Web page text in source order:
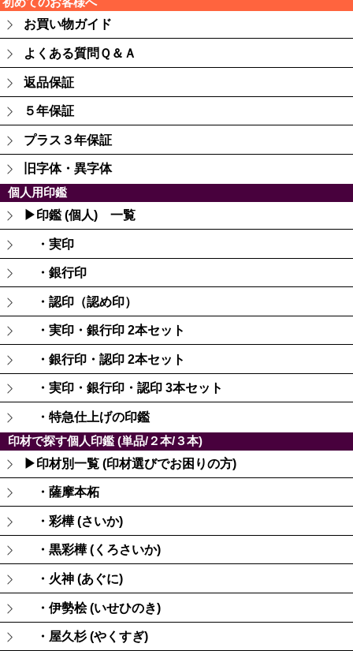
お買い物ガイド
よくある質問Ｑ＆Ａ
返品保証
５年保証
プラス３年保証
旧字体・異字体
個人用印鑑
▶印鑑 (個人) 一覧
・実印
・銀行印
・認印（認め印）
・実印・銀行印 2本セット
・銀行印・認印 2本セット
・実印・銀行印・認印 3本セット
・特急仕上げの印鑑
印材で探す個人印鑑 (単品/２本/３本)
▶印材別一覧 (印材選びでお困りの方)
・薩摩本柘
・彩樺 (さいか)
・黒彩樺 (くろさいか)
・火神 (あぐに)
・伊勢桧 (いせひのき)
・屋久杉 (やくすぎ)